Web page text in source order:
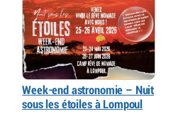
Week-end astronomie – Nuit
sous les étoiles à Lompoul